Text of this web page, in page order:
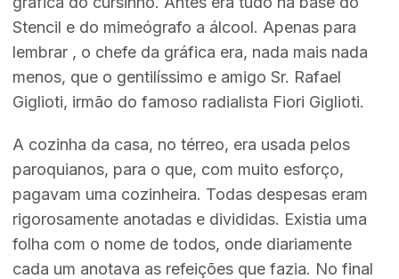
Stencil e do mimeógrafo a álcool. Apenas para
lembrar , o chefe da gráfica era, nada mais nada
menos, que o gentilíssimo e amigo Sr. Rafael
Giglioti, irmão do famoso radialista Fiori Giglioti.
A cozinha da casa, no térreo, era usada pelos
paroquianos, para o que, com muito esforço,
pagavam uma cozinheira. Todas despesas eram
rigorosamente anotadas e divididas. Existia uma
folha com o nome de todos, onde diariamente
cada um anotava as refeições que fazia. No final